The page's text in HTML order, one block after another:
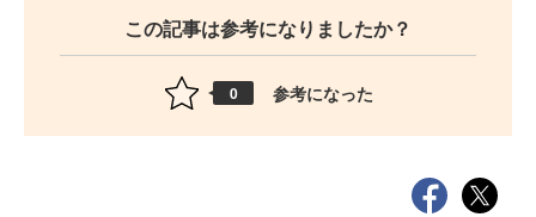
この記事は参考になりましたか？
0 参考になった